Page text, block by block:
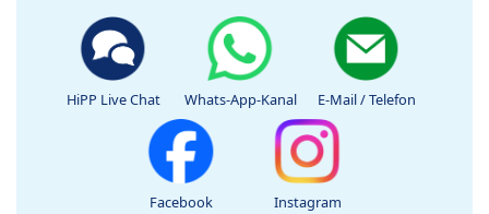
HiPP Live Chat Whats-App-Kanal E-Mail / Telefon
Facebook Instagram